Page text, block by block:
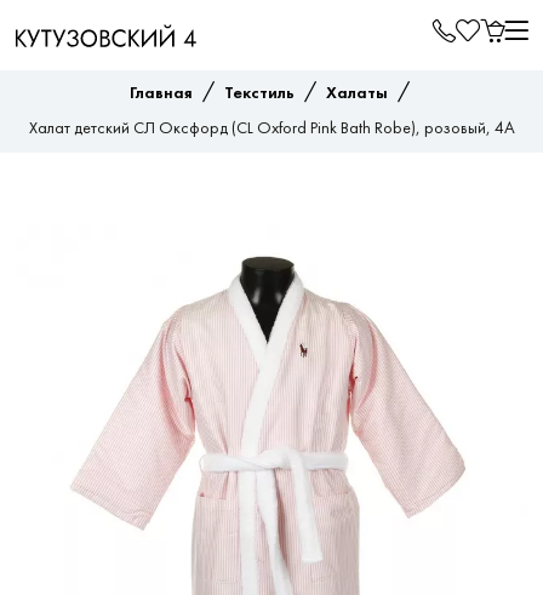
Главная / Текстиль / Халаты /
Халат детский СЛ Оксфорд (CL Oxford Pink Bath Robe), розовый, 4A